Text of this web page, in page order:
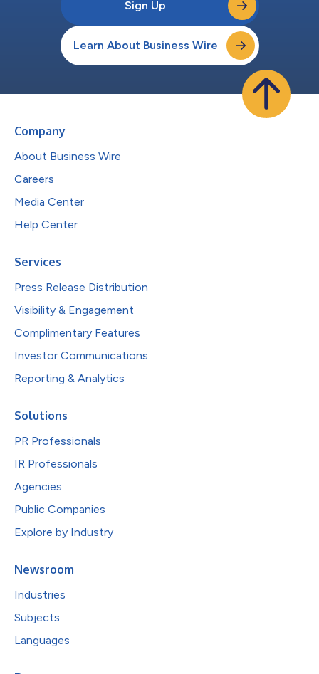
Sign Up
Learn About Business Wire
Company
About Business Wire
Careers
Media Center
Help Center
Services
Press Release Distribution
Visibility & Engagement
Complimentary Features
Investor Communications
Reporting & Analytics
Solutions
PR Professionals
IR Professionals
Agencies
Public Companies
Explore by Industry
Newsroom
Industries
Subjects
Languages